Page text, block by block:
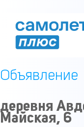
Объявление
деревня
Майская, 6